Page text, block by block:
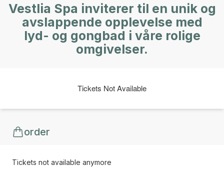
Vestlia Spa inviterer til en unik og
avslappende opplevelse med
lyd- og gongbad i våre rolige
omgivelser.
Tickets Not Available
order
Tickets not available anymore